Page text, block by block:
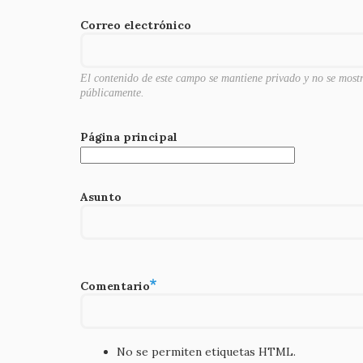
o
Correo electrónico
El contenido de este campo se mantiene privado y no se
públicamente.
Página principal
Asunto
Comentario
No se permiten etiquetas HTML.